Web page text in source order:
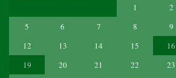
1 2
5
6 7 8 9
12
13 14 15 16
19
20 21 22 23